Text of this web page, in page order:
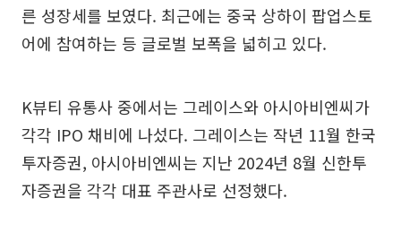
른 성장세를 보였다. 최근에는 중국 상하이 팝업스토
어에 참여하는 등 글로벌 보폭을 넓히고 있다.
K뷰티 유통사 중에서는 그레이스와 아시아비엔씨가
각각 IPO 채비에 나섰다. 그레이스는 작년 11월 한국
투자증권, 아시아비엔씨는 지난 2024년 8월 신한투
자증권을 각각 대표 주관사로 선정했다.